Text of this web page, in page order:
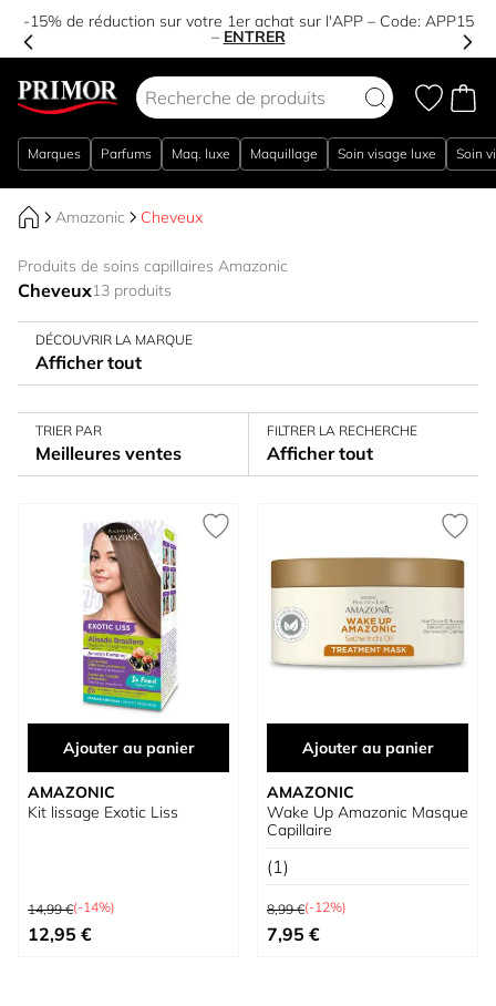
-15% de réduction sur votre 1er achat sur l'APP – Code: APP15
– ENTRER
Marques Parfums Maq. luxe Maquillage Soin visage luxe Soin
Amazonic Cheveux
Produits de soins capillaires Amazonic
Cheveux13 produits
DÉCOUVRIR LA MARQUE
Afficher tout
TRIER PAR
Meilleures ventes
FILTRER LA RECHERCHE
Afficher tout
Ajouter au panier
AMAZONIC
Kit lissage Exotic Liss
Prix normal
14,99 €(-14%)
Prix spécial
12,95 €
Ajouter au panier
AMAZONIC
Wake Up Amazonic Masque
Capillaire
(1)
Prix normal
8,99 €(-12%)
Prix spécial
7,95 €